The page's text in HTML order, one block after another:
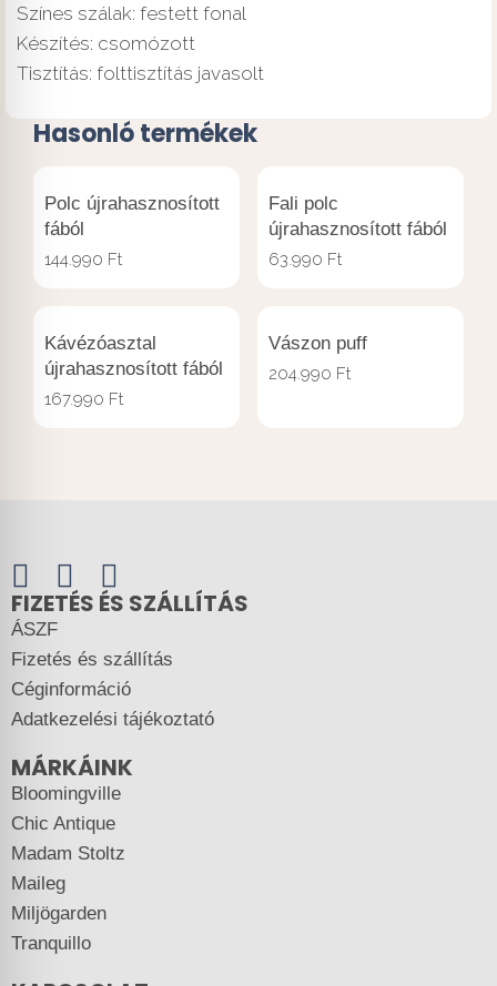
Színes szálak: festett fonal
Készítés: csomózott
Tisztítás: folttisztítás javasolt
Hasonló termékek
Polc újrahasznosított
fából
144.990 Ft
Fali polc
újrahasznosított fából
63.990 Ft
Kávézóasztal
újrahasznosított fából
167.990 Ft
Vászon puff
204.990 Ft
FIZETÉS ÉS SZÁLLÍTÁS
ÁSZF
Fizetés és szállítás
Céginformáció
Adatkezelési tájékoztató
MÁRKÁINK
Bloomingville
Chic Antique
Madam Stoltz
Maileg
Miljögarden
Tranquillo